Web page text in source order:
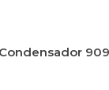
Condensador